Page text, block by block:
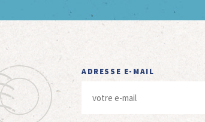
ADRESSE E-MAIL